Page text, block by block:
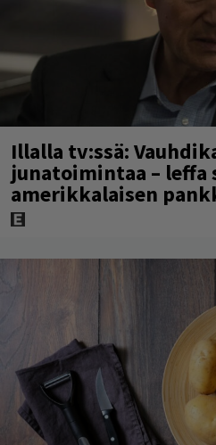
Illalla tv:ssä:
junatoimintaa –
amerikkalaisen